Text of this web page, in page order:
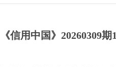
《信用中国》20260309期1